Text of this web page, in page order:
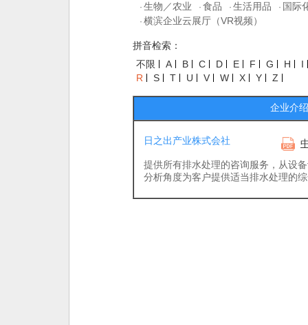
· 生物／农业 · 食品 · 生活用品 · 国际
· 横滨企业云展厅（VR视频）
拼音检索：
不限
A B C D E F G H
I
R
S T U V W X Y Z
企业介绍
日之出产业株式会社
提供所有排水处理的咨询服务，从设
分析角度为客户提供适当排水处理的